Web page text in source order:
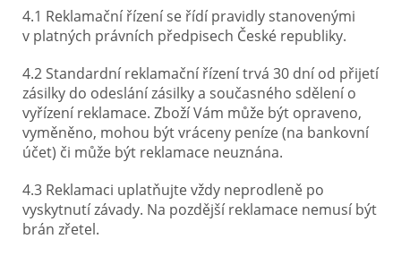
4.1 Reklamační řízení se řídí pravidly stanovenými
v platných právních předpisech České republiky.
4.2 Standardní reklamační řízení trvá 30 dní od přijetí
zásilky do odeslání zásilky a současného sdělení o
vyřízení reklamace. Zboží Vám může být opraveno,
vyměněno, mohou být vráceny peníze (na bankovní
účet) či může být reklamace neuznána.
4.3 Reklamaci uplatňujte vždy neprodleně po
vyskytnutí závady. Na pozdější reklamace nemusí být
brán zřetel.